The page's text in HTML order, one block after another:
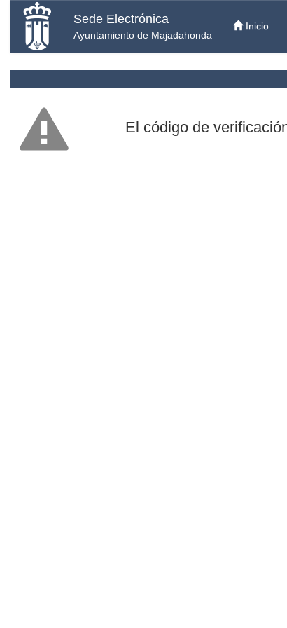
Sede Electrónica
Ayuntamiento de Majadahonda
Inicio
El código de